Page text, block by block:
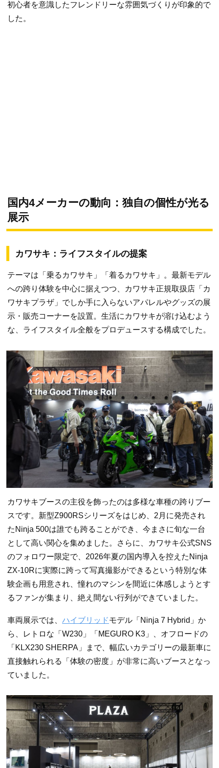
初心者を意識したフレンドリーな雰囲気づくりが印象的で
した。
国内4メーカーの動向：独自の個性が光る
展示
カワサキ：ライフスタイルの提案
テーマは「乗るカワサキ」「着るカワサキ」。最新モデル
への跨り体験を中心に据えつつ、カワサキ正規取扱店「カ
ワサキプラザ」でしか手に入らないアパレルやグッズの展
示・販売コーナーを設置。生活にカワサキが溶け込むよう
な、ライフスタイル全般をプロデュースする構成でした。
カワサキブースの主役を飾ったのは多様な車種の跨りブー
スです。新型Z900RSシリーズをはじめ、2月に発売され
たNinja 500は誰でも跨ることができ、今まさに旬な一台
として高い関心を集めました。さらに、カワサキ公式SNS
のフォロワー限定で、2026年夏の国内導入を控えたNinja
ZX-10Rに実際に跨って写真撮影ができるという特別な体
験企画も用意され、憧れのマシンを間近に体感しようとす
るファンが集まり、絶え間ない行列ができていました。
車両展示では、 ハイブリッドモデル「Ninja 7 Hybrid」か
ら、レトロな「W230」「MEGURO K3」、オフロードの
「KLX230 SHERPA」まで、幅広いカテゴリーの最新車に
直接触れられる「体験の密度」が非常に高いブースとなっ
ていました。